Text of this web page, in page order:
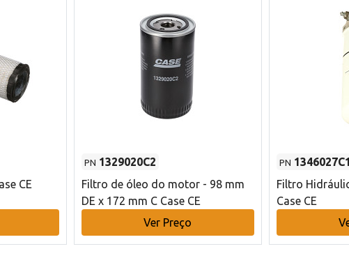
CE
PN 1329020C2
Filtro de óleo do motor - 98 mm
DE x 172 mm C Case CE
Ver Preço
PN 1346027C1
Filtro
Case CE